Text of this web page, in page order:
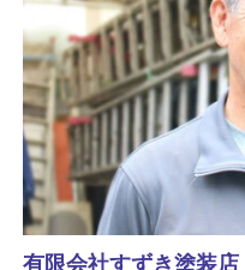
有限会社すずき塗装店